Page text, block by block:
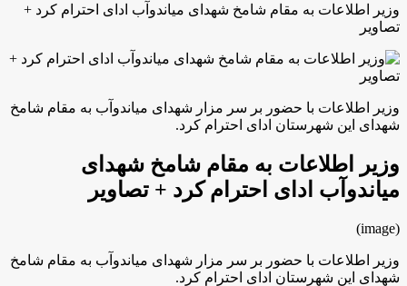
وزیر اطلاعات به مقام شامخ شهدای میاندوآب ادای احترام کرد +
تصاویر
وزیر اطلاعات با حضور بر سر مزار شهدای میاندوآب به مقام شامخ
شهدای این شهرستان ادای احترام کرد.
وزیر اطلاعات به مقام شامخ شهدای
میاندوآب ادای احترام کرد + تصاویر
(image)
وزیر اطلاعات با حضور بر سر مزار شهدای میاندوآب به مقام شامخ
شهدای این شهرستان ادای احترام کرد.